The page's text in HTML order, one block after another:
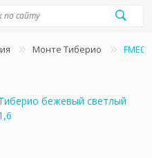
Монте Тиберио